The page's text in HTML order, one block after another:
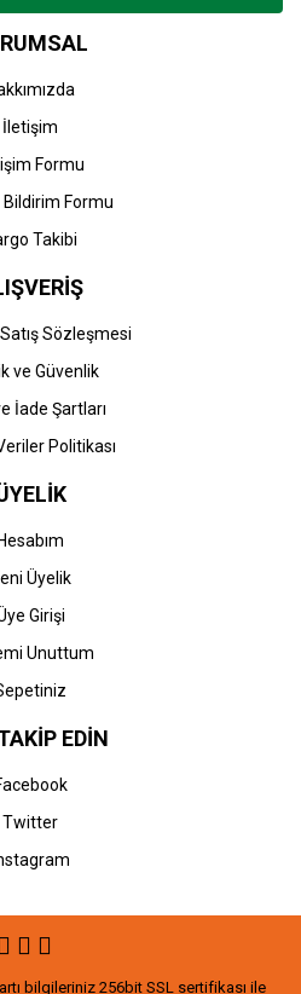
bulunuyor.
daha pahalı.
Gönder
İletişim
Formu
Bildirim Formu
Takibi
Sözleşmesi
ve Güvenlik
İade Şartları
Politikası
Hesabım
Üyelik
Girişi
Unuttum
EDİN
Twitter
bilgileriniz 256bit SSL sertifikası ile